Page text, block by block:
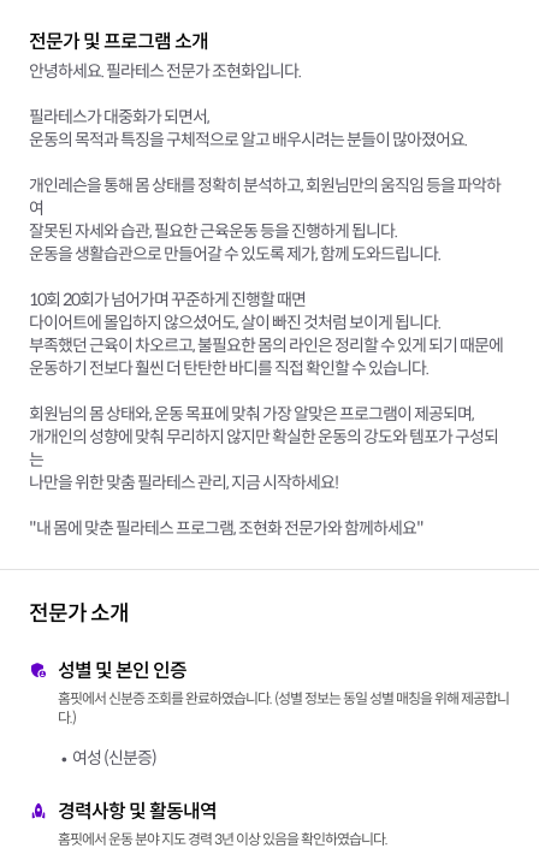
전문가 및 프로그램 소개
안녕하세요. 필라테스 전문가 조현화입니다.
필라테스가 대중화가 되면서,
운동의 목적과 특징을 구체적으로 알고 배우시려는 분들이 많아졌어요.
개인레슨을 통해 몸 상태를 정확히 분석하고, 회원님만의 움직임 등을 파악하
여
잘못된 자세와 습관, 필요한 근육운동 등을 진행하게 됩니다.
운동을 생활습관으로 만들어갈 수 있도록 제가, 함께 도와드립니다.
10회 20회가 넘어가며 꾸준하게 진행할 때면
다이어트에 몰입하지 않으셨어도, 살이 빠진 것처럼 보이게 됩니다.
부족했던 근육이 차오르고, 불필요한 몸의 라인은 정리할 수 있게 되기 때문에
운동하기 전보다 훨씬 더 탄탄한 바디를 직접 확인할 수 있습니다.
회원님의 몸 상태와, 운동 목표에 맞춰 가장 알맞은 프로그램이 제공되며,
개개인의 성향에 맞춰 무리하지 않지만 확실한 운동의 강도와 템포가 구성되
는
나만을 위한 맞춤 필라테스 관리, 지금 시작하세요!
"내 몸에 맞춘 필라테스 프로그램, 조현화 전문가와 함께하세요"
전문가 소개
성별 및 본인 인증
홈핏에서 신분증 조회를 완료하였습니다. (성별 정보는 동일 성별 매칭을 위해 제공합니
다.)
여성 (신분증)
경력사항 및 활동내역
홈핏에서 운동 분야 지도 경력 3년 이상 있음을 확인하였습니다.